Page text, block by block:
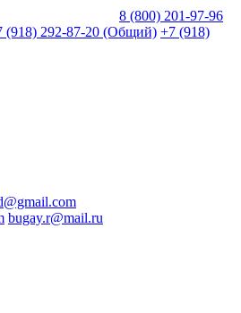
8 (800) 201-97-96
(918) 292-87-20 (Общий) +7 (918)
bugay.r@mail.ru